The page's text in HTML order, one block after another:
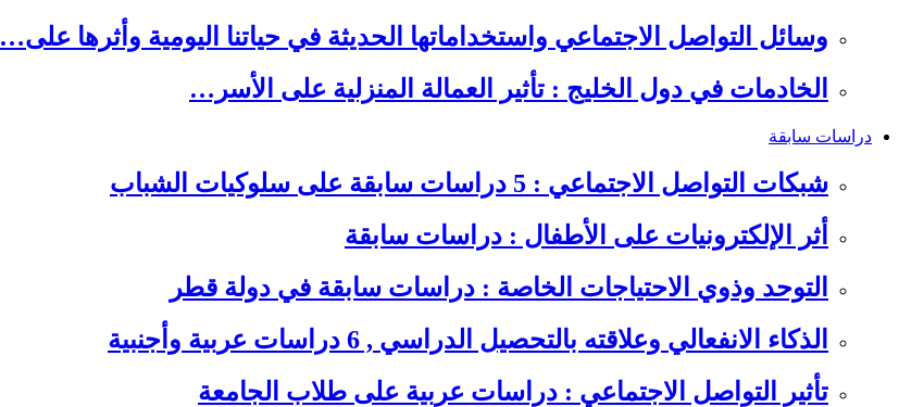
وسائل التواصل الاجتماعي واستخداماتها الحديثة في حياتنا اليومية وأثرها على…
الخادمات في دول الخليج : تأثير العمالة المنزلية على الأسر…
دراسات سابقة
شبكات التواصل الاجتماعي : 5 دراسات سابقة على سلوكيات الشباب
أثر الإلكترونيات على الأطفال : دراسات سابقة
التوحد وذوي الاحتياجات الخاصة : دراسات سابقة في دولة قطر
الذكاء الانفعالي وعلاقته بالتحصيل الدراسي , 6 دراسات عربية وأجنبية
تأثير التواصل الاجتماعي : دراسات عربية على طلاب الجامعة